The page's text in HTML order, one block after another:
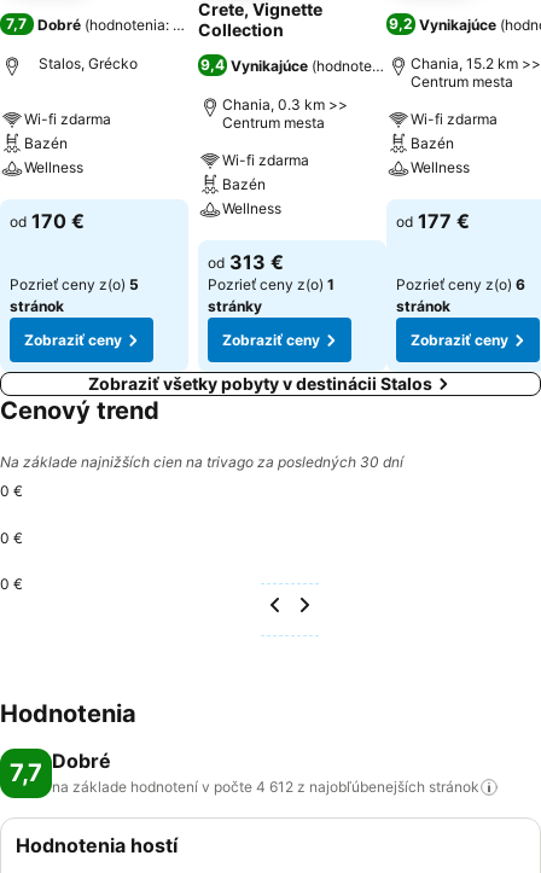
7,7 Dobré (hodnotenia: 4 612)
Stalos, Grécko
Wi-fi zdarma
Bazén
Wellness
Zobraziť ceny
od 170 €
Pozrieť ceny z(o) 5
stránok
Zobraziť ceny
Crete, Vignette
Collection
9,4 Vynikajúce (hodnotenia: 1 692)
Chania, 0.3 km >>
Centrum mesta
Wi-fi zdarma
Bazén
Wellness
Zobraziť ceny
od 313 €
Pozrieť ceny z(o) 1
stránky
Zobraziť ceny
9,2 Vynikajúce (
Chania, 15.2 km >>
Centrum mesta
Wi-fi zdarma
Bazén
Wellness
Zobraziť ceny
od 177 €
Pozrieť ceny z(o) 6
stránok
Zobraziť ceny
Zobraziť všetky pobyty v destinácii Stalos
Cenový trend
Na základe najnižších cien na trivago za posledných 30 dní
0 €
0 €
0 €
Hodnotenia
7,7 Dobré
na základe hodnotení v počte 4 612 z najobľúbenejších stránok
Hodnotenia hostí